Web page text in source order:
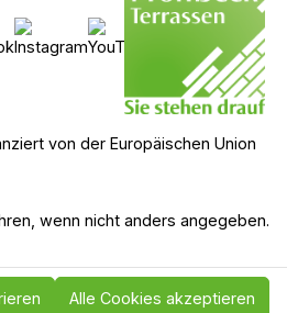
wenn nicht anders angegeben.
Alle Cookies akzeptieren